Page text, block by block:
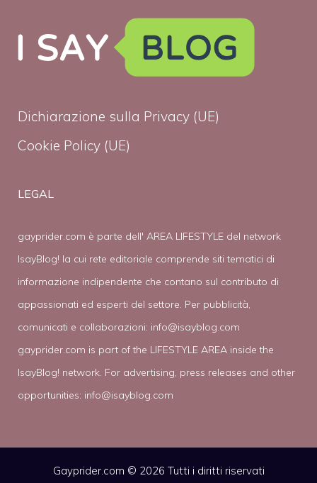
Dichiarazione sulla Privacy (UE)
Cookie Policy (UE)
LEGAL
gayprider.com è parte dell' AREA LIFESTYLE del network
IsayBlog! la cui rete editoriale comprende siti tematici di
informazione indipendente che contano sul contributo di
appassionati ed esperti del settore. Per pubblicità,
comunicati e collaborazioni: info@isayblog.com
gayprider.com is part of the LIFESTYLE AREA inside the
IsayBlog! network. For advertising, press releases and other
opportunities: info@isayblog.com
Gayprider.com © 2026 Tutti i diritti riservati